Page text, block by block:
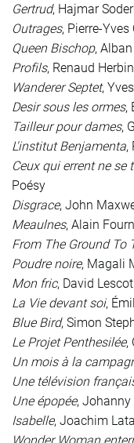
Gertrud, Hajmar
Outrages, Pierre-
Queen Bischop,
Profils, Renaud Herbin
Wanderer Septet,
Desir sous les ormes,
Tailleur pour dames,
L'institut Benjamenta,
Ceux qui errent ne se
Poésy
Disgrace, John
Meaulnes, Alain
From The Ground To
Poudre noire, Magali
Mon fric, David
La Vie devant soi,
Blue Bird, Simon
Le Projet Penthesilée,
Un mois à la
Une télévision
Une épopée, Johanny
Isabelle, Joachim